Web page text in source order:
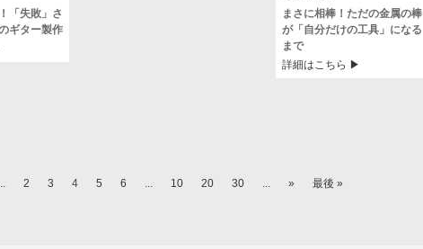
「失敗」さ
ギター製作
まさに相棒！ただの金属の棒
が「自分だけの工具」になる
まで
詳細はこちら ▶︎
2 3 4 5 6 ... 10 20 30 ... » 最後 »